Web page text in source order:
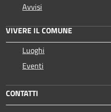
Avvisi
VIVERE IL COMUNE
Luoghi
Eventi
CONTATTI